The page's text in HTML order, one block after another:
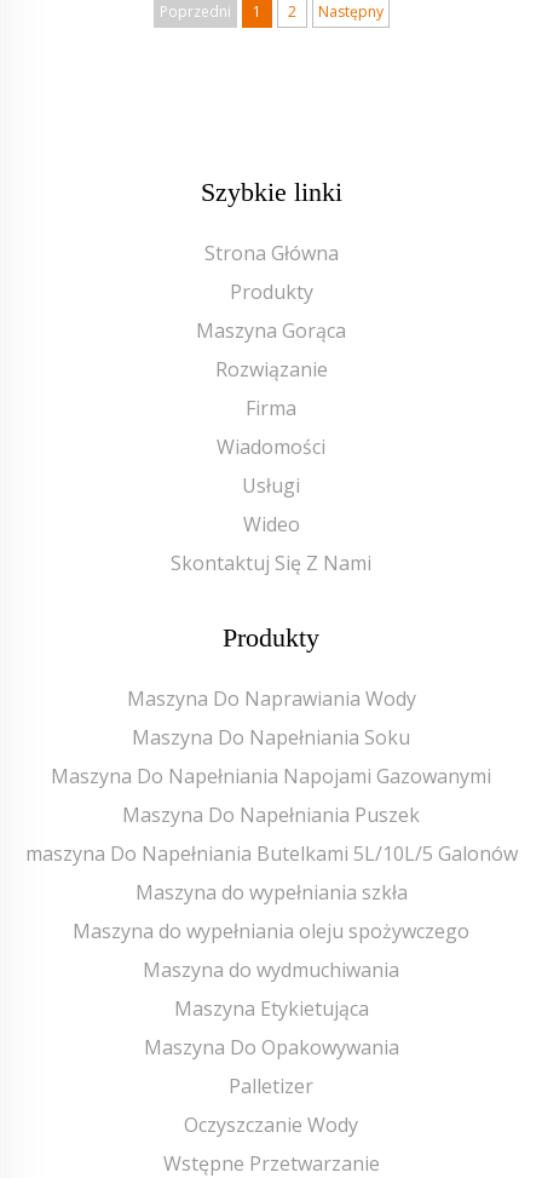
Poprzedni 1 2 Następny
Szybkie linki
Strona Główna
Produkty
Maszyna Gorąca
Rozwiązanie
Firma
Wiadomości
Usługi
Wideo
Skontaktuj Się Z Nami
Produkty
Maszyna Do Naprawiania Wody
Maszyna Do Napełniania Soku
Maszyna Do Napełniania Napojami Gazowanymi
Maszyna Do Napełniania Puszek
maszyna Do Napełniania Butelkami 5L/10L/5 Galonów
Maszyna do wypełniania szkła
Maszyna do wypełniania oleju spożywczego
Maszyna do wydmuchiwania
Maszyna Etykietująca
Maszyna Do Opakowywania
Palletizer
Oczyszczanie Wody
Wstępne Przetwarzanie